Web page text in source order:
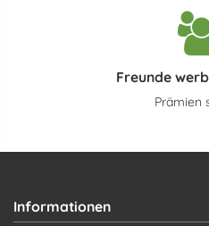
Freunde
Prämien
Informationen